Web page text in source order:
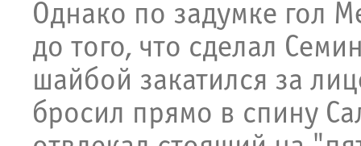
Однако по задумке гол
до того, что сделал
шайбой закатился за
бросил прямо в спину